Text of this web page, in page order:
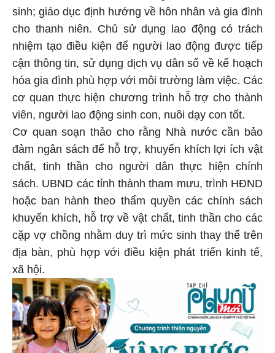
sinh; giáo dục định hướng về hôn nhân và gia đình
cho thanh niên. Chủ sử dụng lao động có trách
nhiệm tạo điều kiện để người lao động được tiếp
cận thông tin, sử dụng dịch vụ dân số về kế hoạch
hóa gia đình phù hợp với môi trường làm việc. Các
cơ quan thực hiện chương trình hỗ trợ cho thành
viên, người lao động sinh con, nuôi dạy con tốt.
Cơ quan soạn thảo cho rằng Nhà nước cần bảo
đảm ngân sách để hỗ trợ, khuyến khích lợi ích vật
chất, tinh thần cho người dân thực hiện chính
sách. UBND các tỉnh thành tham mưu, trình HĐND
hoặc ban hành theo thẩm quyền các chính sách
khuyến khích, hỗ trợ về vật chất, tinh thần cho các
cặp vợ chồng nhằm duy trì mức sinh thay thế trên
địa bàn, phù hợp với điều kiện phát triển kinh tế,
xã hội.